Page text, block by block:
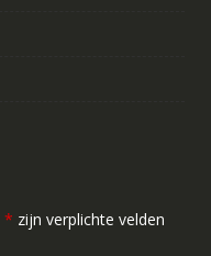
* zijn verplichte velden